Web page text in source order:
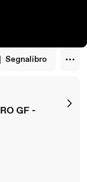
Segnalibro
GF -